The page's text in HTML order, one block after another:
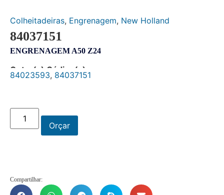
Colheitadeiras, Engrenagem, New Holland
84037151
ENGRENAGEM A50 Z24
Outro(s) Código(s):
84023593, 84037151
Orçar
Compartilhar: